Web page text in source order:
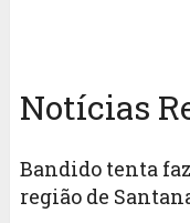
Notícias
Bandido tenta
região de